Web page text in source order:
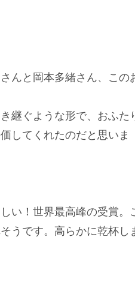
んと岡本多緒さん、この
継ぐような形で、おふた
してくれたのだと思いま
い！世界最高峰の受賞。
うです。高らかに乾杯し